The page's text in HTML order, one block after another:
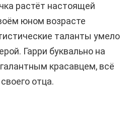
растёт настоящей
юном возрасте
таланты умело
Гарри буквально на
красавцем, всё
отца.